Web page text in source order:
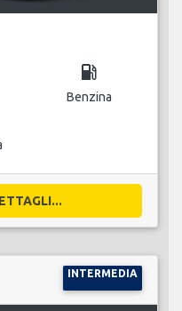
local_gas_station
Benzina
INTERMEDIA